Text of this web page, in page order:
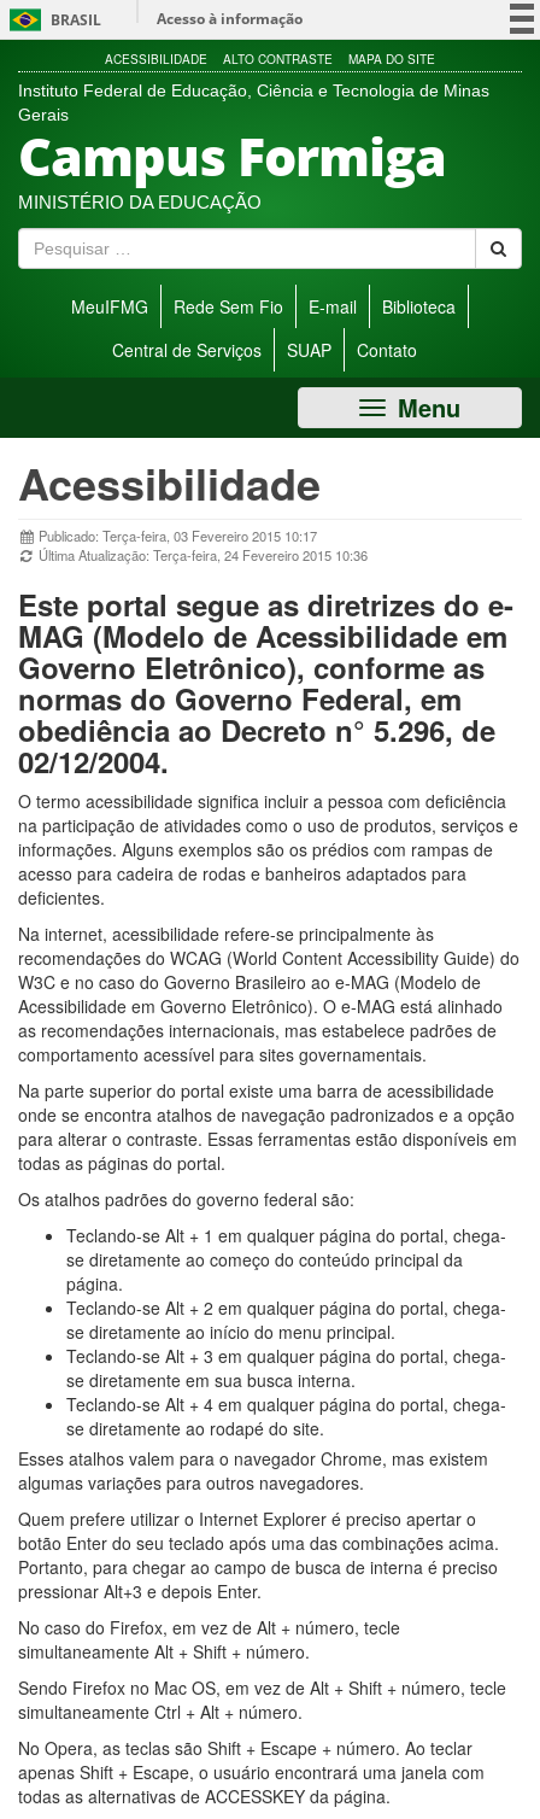
direto
menu
BRASIL
Acesso à informação
Participe
Serviços
ACESSIBILIDADE ALTO CONTRASTE MAPA DO SITE
Instituto Federal de Educação, Ciência e Tecnologia de Minas
Gerais
Campus Formiga
MINISTÉRIO DA EDUCAÇÃO
e
s
r
MeuIFMG Rede Sem Fio E-mail
Biblioteca
Central de Serviços
SUAP Contato
Menu
Acessibilidade
Publicado: Terça-feira, 03 Fevereiro 2015 10:17
Última Atualização: Terça-feira, 24 Fevereiro 2015 10:36
Este portal segue as diretrizes do e-
MAG (Modelo de Acessibilidade em
Governo Eletrônico), conforme as
normas do Governo Federal, em
obediência ao Decreto n° 5.296, de
02/12/2004.
O termo acessibilidade significa incluir a pessoa com deficiência
na participação de atividades como o uso de produtos, serviços e
informações. Alguns exemplos são os prédios com rampas de
acesso para cadeira de rodas e banheiros adaptados para
deficientes.
Na internet, acessibilidade refere-se principalmente às
recomendações do WCAG (World Content Accessibility Guide) do
W3C e no caso do Governo Brasileiro ao e-MAG (Modelo de
Acessibilidade em Governo Eletrônico). O e-MAG está alinhado
as recomendações internacionais, mas estabelece padrões de
comportamento acessível para sites governamentais.
Na parte superior do portal existe uma barra de acessibilidade
onde se encontra atalhos de navegação padronizados e a opção
para alterar o contraste. Essas ferramentas estão disponíveis em
todas as páginas do portal.
Os atalhos padrões do governo federal são:
Teclando-se Alt + 1 em qualquer página do portal, chega-
se diretamente ao começo do conteúdo principal da
página.
Teclando-se Alt + 2 em qualquer página do portal, chega-
se diretamente ao início do menu principal.
Teclando-se Alt + 3 em qualquer página do portal, chega-
se diretamente em sua busca interna.
Teclando-se Alt + 4 em qualquer página do portal, chega-
se diretamente ao rodapé do site.
Esses atalhos valem para o navegador Chrome, mas existem
algumas variações para outros navegadores.
Quem prefere utilizar o Internet Explorer é preciso apertar o
botão Enter do seu teclado após uma das combinações acima.
Portanto, para chegar ao campo de busca de interna é preciso
pressionar Alt+3 e depois Enter.
No caso do Firefox, em vez de Alt + número, tecle
simultaneamente Alt + Shift + número.
Sendo Firefox no Mac OS, em vez de Alt + Shift + número, tecle
simultaneamente Ctrl + Alt + número.
No Opera, as teclas são Shift + Escape + número. Ao teclar
apenas Shift + Escape, o usuário encontrará uma janela com
todas as alternativas de ACCESSKEY da página.